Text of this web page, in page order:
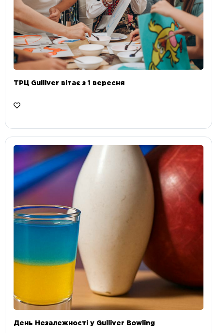
ТРЦ Gulliver вітає з 1 вересня
День Незалежності у Gulliver Bowling